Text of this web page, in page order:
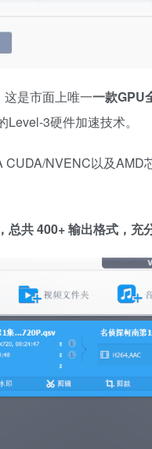
是市面上唯一一款GPU
3硬件加速技术。
CUDA/NVENC以及AMD
总共 400+ 输出格式，充